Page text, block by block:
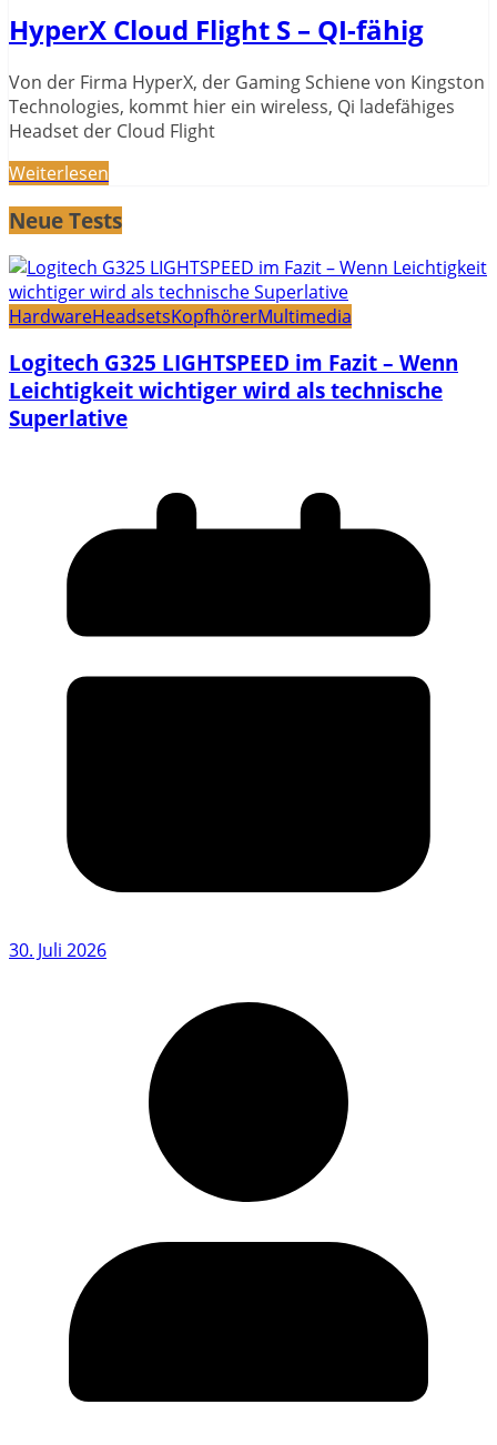
HyperX Cloud Flight S – QI-fähig
Von der Firma HyperX, der Gaming Schiene von Kingston
Technologies, kommt hier ein wireless, Qi ladefähiges
Headset der Cloud Flight
Weiterlesen
Neue Tests
HardwareHeadsetsKopfhörerMultimedia
Logitech G325 LIGHTSPEED im Fazit – Wenn
Leichtigkeit wichtiger wird als technische
Superlative
30. Juli 2026